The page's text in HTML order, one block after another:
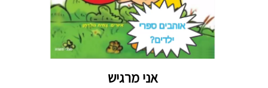
אני מרגיש